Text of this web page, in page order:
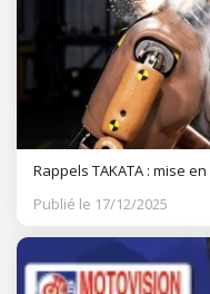
Rappels TAKATA : mise
Publié le 17/12/2025